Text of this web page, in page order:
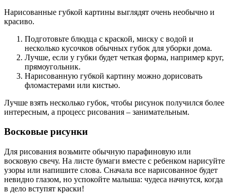
Нарисованные губкой картины выглядят очень необычно и
красиво.
Подготовьте блюдца с краской, миску с водой и
несколько кусочков обычных губок для уборки дома.
Лучше, если у губки будет четкая форма, например круг,
прямоугольник.
Нарисованную губкой картину можно дорисовать
фломастерами или кистью.
Лучше взять несколько губок, чтобы рисунок получился более
интересным, а процесс рисования – занимательным.
Восковые рисунки
Для рисования возьмите обычную парафиновую или
восковую свечу. На листе бумаги вместе с ребенком нарисуйте
узоры или напишите слова. Сначала все нарисованное будет
невидно глазом, но успокойте малыша: чудеса начнутся, когда
в дело вступят краски!